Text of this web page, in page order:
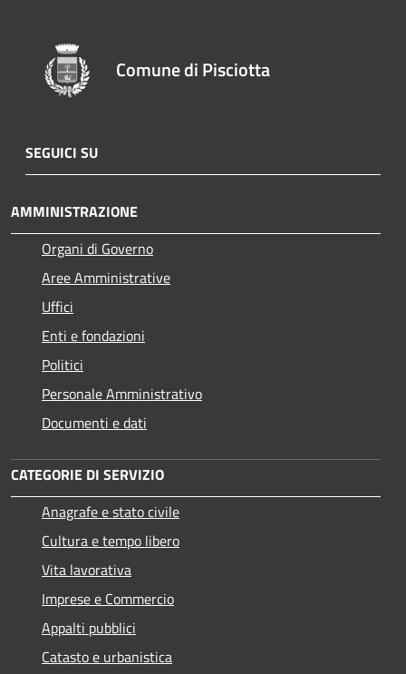
Comune di Pisciotta
SEGUICI SU
AMMINISTRAZIONE
Organi di Governo
Aree Amministrative
Uffici
Enti e fondazioni
Politici
Personale Amministrativo
Documenti e dati
CATEGORIE DI SERVIZIO
Anagrafe e stato civile
Cultura e tempo libero
Vita lavorativa
Imprese e Commercio
Appalti pubblici
Catasto e urbanistica